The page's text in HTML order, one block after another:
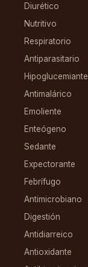
Diurético
Nutritivo
Respiratorio
Antiparasitario
Hipoglucemiante
Antimalárico
Emoliente
Enteógeno
Sedante
Expectorante
Febrífugo
Antimicrobiano
Digestión
Antidiarreico
Antioxidante